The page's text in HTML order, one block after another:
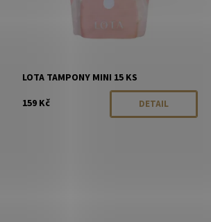
LOTA TAMPONY MINI 15 KS
159 Kč
DETAIL